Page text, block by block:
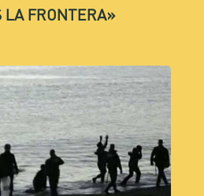
LA FRONTERA»